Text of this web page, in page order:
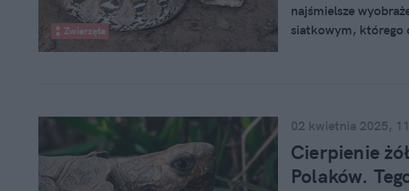
Zwierzęta
najśmielsze
siatkowym, którego
02 kwietnia 2025,
Cierpienie
Polaków.